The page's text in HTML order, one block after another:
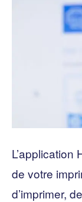
L’application
de votre
d’imprimer,